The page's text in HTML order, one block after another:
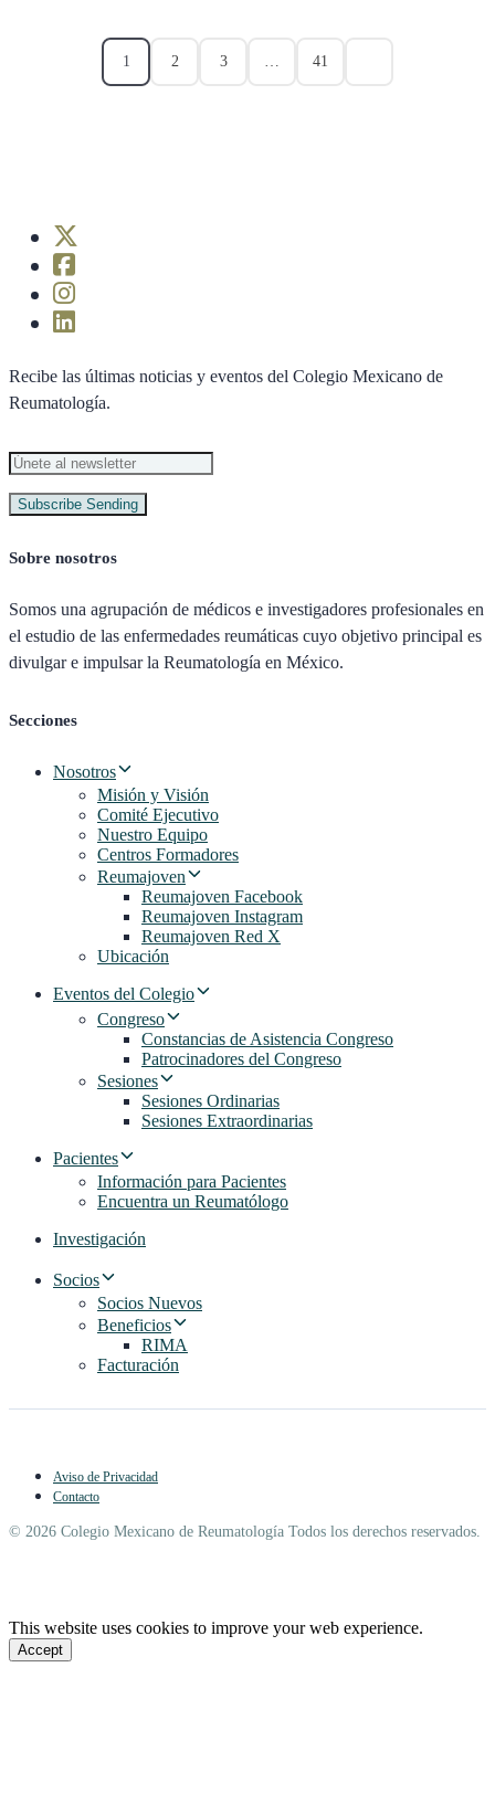
1 2 3 41
Recibe las últimas noticias y eventos del Colegio Mexicano de
Reumatología.
Subscribe Sending
Sobre nosotros
Somos una agrupación de médicos e investigadores profesionales en
el estudio de las enfermedades reumáticas cuyo objetivo principal es
divulgar e impulsar la Reumatología en México.
Secciones
Nosotros
Misión y Visión
Comité Ejecutivo
Nuestro Equipo
Centros Formadores
Reumajoven
Reumajoven Facebook
Reumajoven Instagram
Reumajoven Red X
Ubicación
Eventos del Colegio
Congreso
Constancias de Asistencia Congreso
Patrocinadores del Congreso
Sesiones
Sesiones Ordinarias
Sesiones Extraordinarias
Pacientes
Información para Pacientes
Encuentra un Reumatólogo
Investigación
Socios
Socios Nuevos
Beneficios
RIMA
Facturación
Aviso de Privacidad
Contacto
© 2026 Colegio Mexicano de Reumatología Todos los derechos reservados.
This website uses cookies to improve your web experience.
Accept